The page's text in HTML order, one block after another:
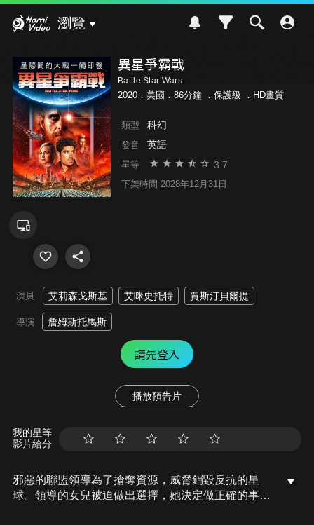
瀏覽
異星爭霸戰
Battle Star Wars
2020．美國．86分鐘 ． 保護級 ．HD畫質
類型 科幻
發音 英語
星等 3.7
下架時間 2028年12月31日
演員 艾莉森戈斯基 艾咪史托特 賈斯汀貝爾提
導演 詹姆斯托馬斯
請先登入
播放預告片
我的星等
影片給分
邪惡的聯盟領導為了搶奪資源，威脅銷毀反抗的星
球。領導的女兒被迫做出選擇，她決定做正確的事